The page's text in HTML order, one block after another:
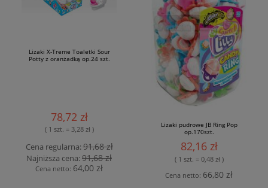
Lizaki X-Treme Toaletki Sour
Potty z oranżadką op.24 szt.
78,72 zł
( 1 szt. = 3,28 zł )
Cena regularna:91,68 zł
Najniższa cena:91,68 zł
Cena netto: 64,00 zł
Lizaki pudrowe JB Ring Pop
op.170szt.
82,16 zł
( 1 szt. = 0,48 zł )
Cena netto: 66,80 zł